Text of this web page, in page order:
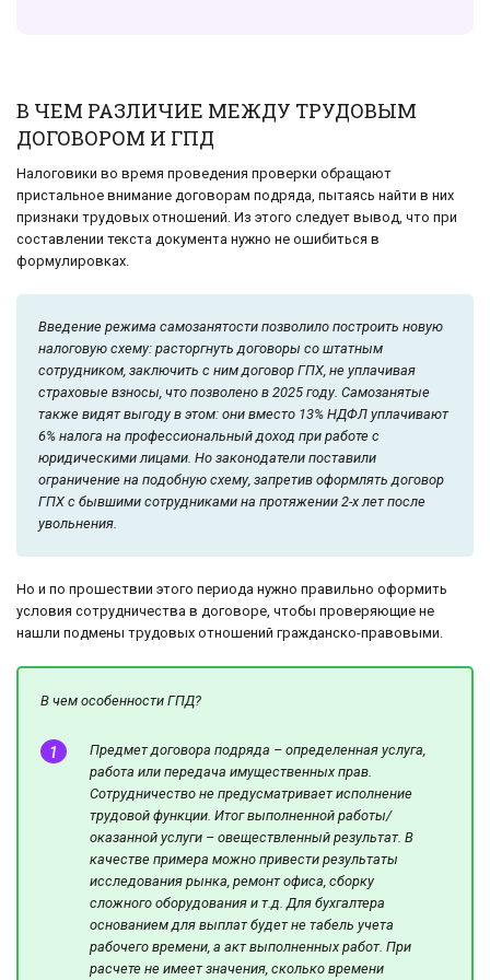
В ЧЕМ РАЗЛИЧИЕ МЕЖДУ ТРУДОВЫМ
ДОГОВОРОМ И ГПД
Налоговики во время проведения проверки обращают
пристальное внимание договорам подряда, пытаясь найти в них
признаки трудовых отношений. Из этого следует вывод, что при
составлении текста документа нужно не ошибиться в
формулировках.
Введение режима самозанятости позволило построить новую
налоговую схему: расторгнуть договоры со штатным
сотрудником, заключить с ним договор ГПХ, не уплачивая
страховые взносы, что позволено в 2025 году. Самозанятые
также видят выгоду в этом: они вместо 13% НДФЛ уплачивают
6% налога на профессиональный доход при работе с
юридическими лицами. Но законодатели поставили
ограничение на подобную схему, запретив оформлять договор
ГПХ с бывшими сотрудниками на протяжении 2-х лет после
увольнения.
Но и по прошествии этого периода нужно правильно оформить
условия сотрудничества в договоре, чтобы проверяющие не
нашли подмены трудовых отношений гражданско-правовыми.
В чем особенности ГПД?
Предмет договора подряда – определенная услуга,
работа или передача имущественных прав.
Сотрудничество не предусматривает исполнение
трудовой функции. Итог выполненной работы/
оказанной услуги – овеществленный результат. В
качестве примера можно привести результаты
исследования рынка, ремонт офиса, сборку
сложного оборудования и т.д. Для бухгалтера
основанием для выплат будет не табель учета
рабочего времени, а акт выполненных работ. При
расчете не имеет значения, сколько времени